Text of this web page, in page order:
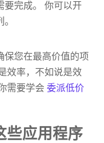
要完成。 你可以开
保您在最高价值的项
效率，不如说是效
需要学会委派低价
些应用程序